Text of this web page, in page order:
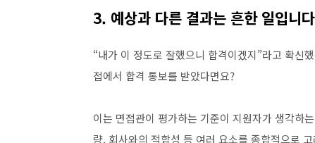
3. 예상과 다른 결과는 흔한 일입니다
“내가 이 정도로 잘했으니 합격이겠지”라고 확신
접에서 합격 통보를 받았다면요?
이는 면접관이 평가하는 기준이 지원자가 생각하
량, 회사와의 적합성 등 여러 요소를 종합적으로